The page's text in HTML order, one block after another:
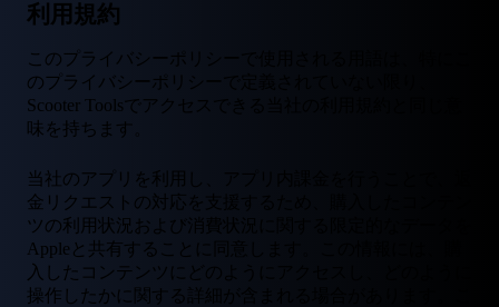
利用規約
このプライバシーポリシーで使用される用語は、特にこ
のプライバシーポリシーで定義されていない限り、
Scooter Toolsでアクセスできる当社の利用規約と同じ意
味を持ちます。
当社のアプリを利用し、アプリ内課金を行うことで、返
金リクエストの対応を支援するため、購入したコンテン
ツの利用状況および消費状況に関する限定的なデータを
Appleと共有することに同意します。この情報には、購
入したコンテンツにどのようにアクセスし、どのように
操作したかに関する詳細が含まれる場合があります。こ